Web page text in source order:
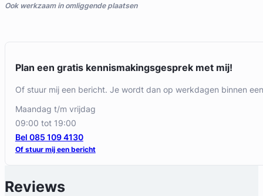
Ook werkzaam in omliggende plaatsen
Plan een gratis kennismakingsgesprek met mij!
Of stuur mij een bericht. Je wordt dan op werkdagen binnen
maandag t/m vrijdag
09:00 tot 19:00
Bel 085 109 4130
Of stuur mij een bericht
Reviews